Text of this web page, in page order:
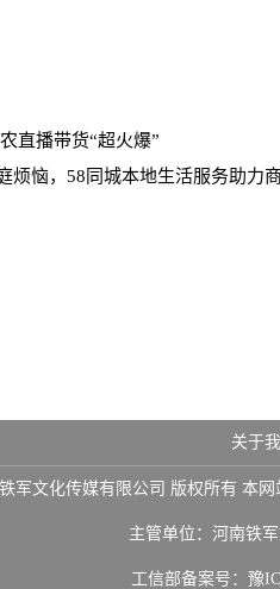
直播带货“超火爆”
烦恼，58同城本地生活服务助力
关于我
军文化传媒有限公司 版权所有 本
主管单位：河南铁
工信部备案号： 豫